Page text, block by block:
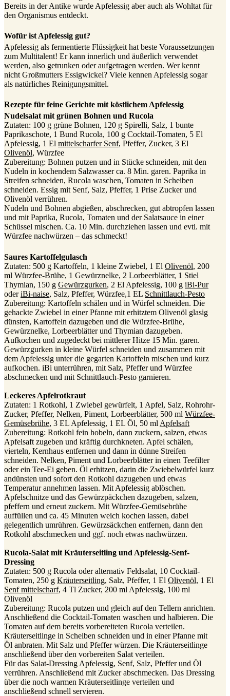
Bereits in der Antike wurde Apfelessig aber auch als Wohltat für
den Organismus entdeckt.
Wofür ist Apfelessig gut?
Apfelessig als fermentierte Flüssigkeit hat beste Voraussetzungen
zum Multitalent! Er kann innerlich und äußerlich verwendet
werden, also getrunken oder aufgetragen werden. Wer kennt
nicht Großmutters Essigwickel? Viele kennen Apfelessig sogar
als natürliches Reinigungsmittel.
Rezepte für feine Gerichte mit köstlichem Apfelessig
Nudelsalat mit grünen Bohnen und Rucola
Zutaten: 100 g grüne Bohnen, 120 g Spirelli, Salz, 1 bunte
Paprikaschote, 1 Bund Rucola, 100 g Cocktail-Tomaten, 5 El
Apfelessig, 1 El mittelscharfer Senf, Pfeffer, Zucker, 3 El
Olivenöl, Würzfee
Zubereitung: Bohnen putzen und in Stücke schneiden, mit den
Nudeln in kochendem Salzwasser ca. 8 Min. garen. Paprika in
Streifen schneiden, Rucola waschen, Tomaten in Scheiben
schneiden. Essig mit Senf, Salz, Pfeffer, 1 Prise Zucker und
Olivenöl verrühren.
Nudeln und Bohnen abgießen, abschrecken, gut abtropfen lassen
und mit Paprika, Rucola, Tomaten und der Salatsauce in einer
Schüssel mischen. Ca. 10 Min. durchziehen lassen und evtl. mit
Würzfee nachwürzen – das schmeckt!
Saures Kartoffelgulasch
Zutaten: 500 g Kartoffeln, 1 kleine Zwiebel, 1 El Olivenöl, 200
ml Würzfee-Brühe, 1 Gewürznelke, 2 Lorbeerblätter, 1 Stiel
Thymian, 150 g Gewürzgurken, 2 El Apfelessig, 100 g iBi-Pur
oderiBi-naise, Salz, Pfeffer, Würzfee,1 EL Schnittlauch-Pesto
Zubereitung: Kartoffeln schälen und in Würfel schneiden. Die
gehackte Zwiebel in einer Pfanne mit erhitztem Olivenöl glasig
dünsten, Kartoffeln dazugeben und die Würzfee-Brühe,
Gewürznelke, Lorbeerblätter und Thymian dazugeben.
Aufkochen und zugedeckt bei mittlerer Hitze 15 Min. garen.
Gewürzgurken in kleine Würfel schneiden und zusammen mit
dem Apfelessig unter die gegarten Kartoffeln mischen und kurz
aufkochen. iBi unterrühren, mit Salz, Pfeffer und Würzfee
abschmecken und mit Schnittlauch-Pesto garnieren.
Leckeres Apfelrotkraut
Zutaten: 1 Rotkohl, 1 Zwiebel gewürfelt, 1 Apfel, Salz, Rohrohr-
Zucker, Pfeffer, Nelken, Piment, Lorbeerblätter, 500 ml Würzfee-
Gemüsebrühe, 3 EL Apfelessig, 1 EL Öl, 50 ml Apfelsaft
Zubereitung: Rotkohl fein hobeln, dann zuckern, salzen, etwas
Apfelsaft zugeben und kräftig durchkneten. Apfel schälen,
vierteln, Kernhaus entfernen und dann in dünne Streifen
schneiden. Nelken, Piment und Lorbeerblätter in einen Teefilter
oder ein Tee-Ei geben. Öl erhitzen, darin die Zwiebelwürfel kurz
andünsten und sofort den Rotkohl dazugeben und etwas
Temperatur annehmen lassen. Mit Apfelessig ablöschen.
Apfelschnitze und das Gewürzpäckchen dazugeben, salzen,
pfeffern und erneut zuckern. Mit Würzfee-Gemüsebrühe
auffüllen und ca. 45 Minuten weich kochen lassen, dabei
gelegentlich umrühren. Gewürzsäckchen entfernen, dann den
Rotkohl abschmecken und ggf. noch etwas nachwürzen.
Rucola-Salat mit Kräuterseitling und Apfelessig-Senf-
Dressing
Zutaten: 500 g Rucola oder alternativ Feldsalat, 10 Cocktail-
Tomaten, 250 g Kräuterseitling, Salz, Pfeffer, 1 El Olivenöl, 1 El
Senf mittelscharf, 4 Tl Zucker, 200 ml Apfelessig, 100 ml
Olivenöl
Zubereitung: Rucola putzen und gleich auf den Tellern anrichten.
Anschließend die Cocktail-Tomaten waschen und halbieren. Die
Tomaten auf dem bereits vorbereiteten Rucola verteilen.
Kräuterseitlinge in Scheiben schneiden und in einer Pfanne mit
Öl anbraten. Mit Salz und Pfeffer würzen. Die Kräuterseitlinge
anschließend über den vorbereiten Salat verteilen.
Für das Salat-Dressing Apfelessig, Senf, Salz, Pfeffer und Öl
verrühren. Anschließend mit Zucker abschmecken. Das Dressing
über die noch warmen Kräuterseitlinge verteilen und
anschließend schnell servieren.